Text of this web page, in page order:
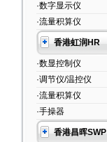
·数字显示仪
·流量积算仪
香港虹润HR
·数显控制仪
·调节仪/温控仪
·流量积算仪
·手操器
香港昌晖SWP